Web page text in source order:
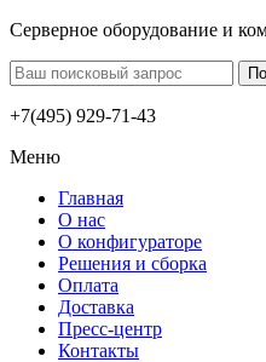
Серверное оборудование и
+7(495) 929-71-43
Меню
Главная
О нас
О конфигураторе
Решения и сборка
Оплата
Доставка
Пресс-центр
Контакты